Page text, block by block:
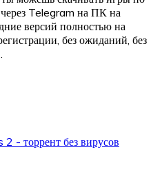
Telegram на ПК на
версий полностью на
без ожиданий, без